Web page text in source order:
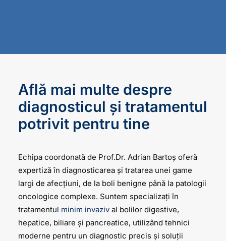
Află mai multe despre
diagnosticul și tratamentul
potrivit pentru tine
Echipa coordonată de Prof.Dr. Adrian Bartoș oferă
expertiză în diagnosticarea și tratarea unei game
largi de afecțiuni, de la boli benigne până la patologii
oncologice complexe. Suntem specializați în
tratamentul minim invaziv al bolilor digestive,
hepatice, biliare și pancreatice, utilizând tehnici
moderne pentru un diagnostic precis și soluții